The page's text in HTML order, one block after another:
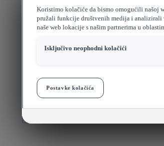
Koristimo kolačiće da bismo omogućili našoj
pružali funkcije društvenih medija i analizirali
naše web lokacije s našim partnerima u
Isključivo neophodni kolačići
Postavke kolačića